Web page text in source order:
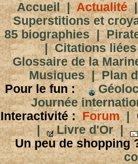
Accueil|Actualité
Superstitions et
85 biographies|
|Citations
Glossaire de la
Musiques|Plan
Pour le fun :
Journée
Interactivité : Forum|
|
Livre d'Or|
Un peu de shopping